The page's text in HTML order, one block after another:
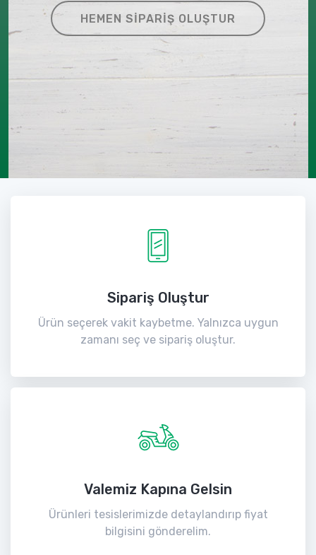
HEMEN SIPARIŞ OLUŞTUR
Sipariş Oluştur
Ürün seçerek vakit kaybetme. Yalnızca uygun
zamanı seç ve sipariş oluştur.
Valemiz Kapına Gelsin
Ürünleri tesislerimizde detaylandırıp fiyat
bilgisini gönderelim.